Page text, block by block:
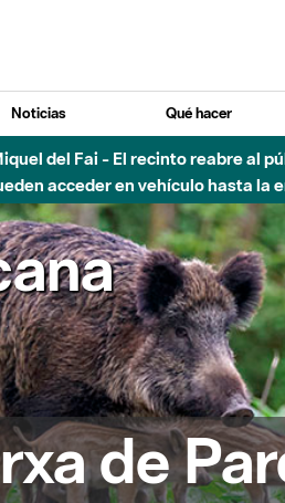
Noticias Qué hacer
del Fai - El recinto reabre al
acceder en vehículo hasta
de